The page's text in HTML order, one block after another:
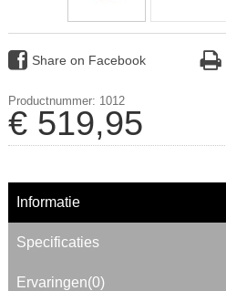
Share on Facebook
Productnummer: 1012
€ 519,95
Informatie
Specificaties
Ervaringen(0)